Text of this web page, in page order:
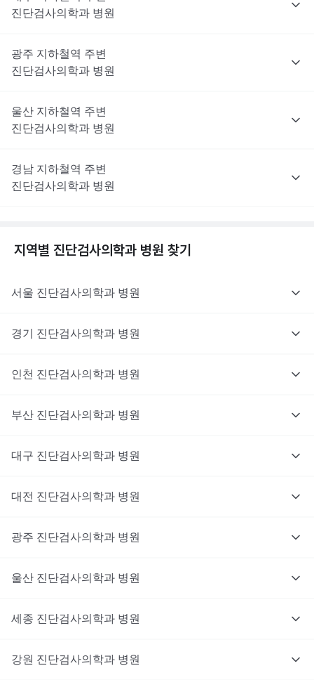
진단검사의학과 병원
광주 지하철역 주변
진단검사의학과 병원
울산 지하철역 주변
진단검사의학과 병원
경남 지하철역 주변
진단검사의학과 병원
지역별 진단검사의학과 병원 찾기
서울 진단검사의학과 병원
경기 진단검사의학과 병원
인천 진단검사의학과 병원
부산 진단검사의학과 병원
대구 진단검사의학과 병원
대전 진단검사의학과 병원
광주 진단검사의학과 병원
울산 진단검사의학과 병원
세종 진단검사의학과 병원
강원 진단검사의학과 병원